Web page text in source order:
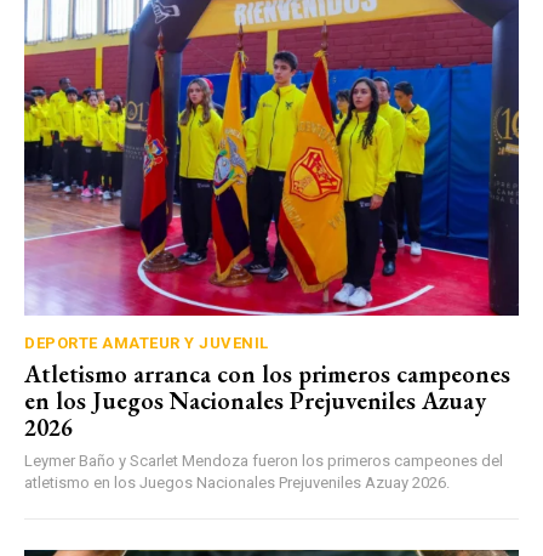
DEPORTE AMATEUR Y JUVENIL
Atletismo arranca con los primeros campeones
en los Juegos Nacionales Prejuveniles Azuay
2026
Leymer Baño y Scarlet Mendoza fueron los primeros campeones del
atletismo en los Juegos Nacionales Prejuveniles Azuay 2026.